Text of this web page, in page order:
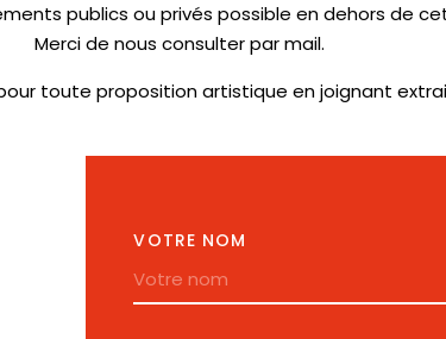
publics ou privés possible en dehors de
Merci de nous consulter par mail.
toute proposition artistique en joignant
VOTRE NOM